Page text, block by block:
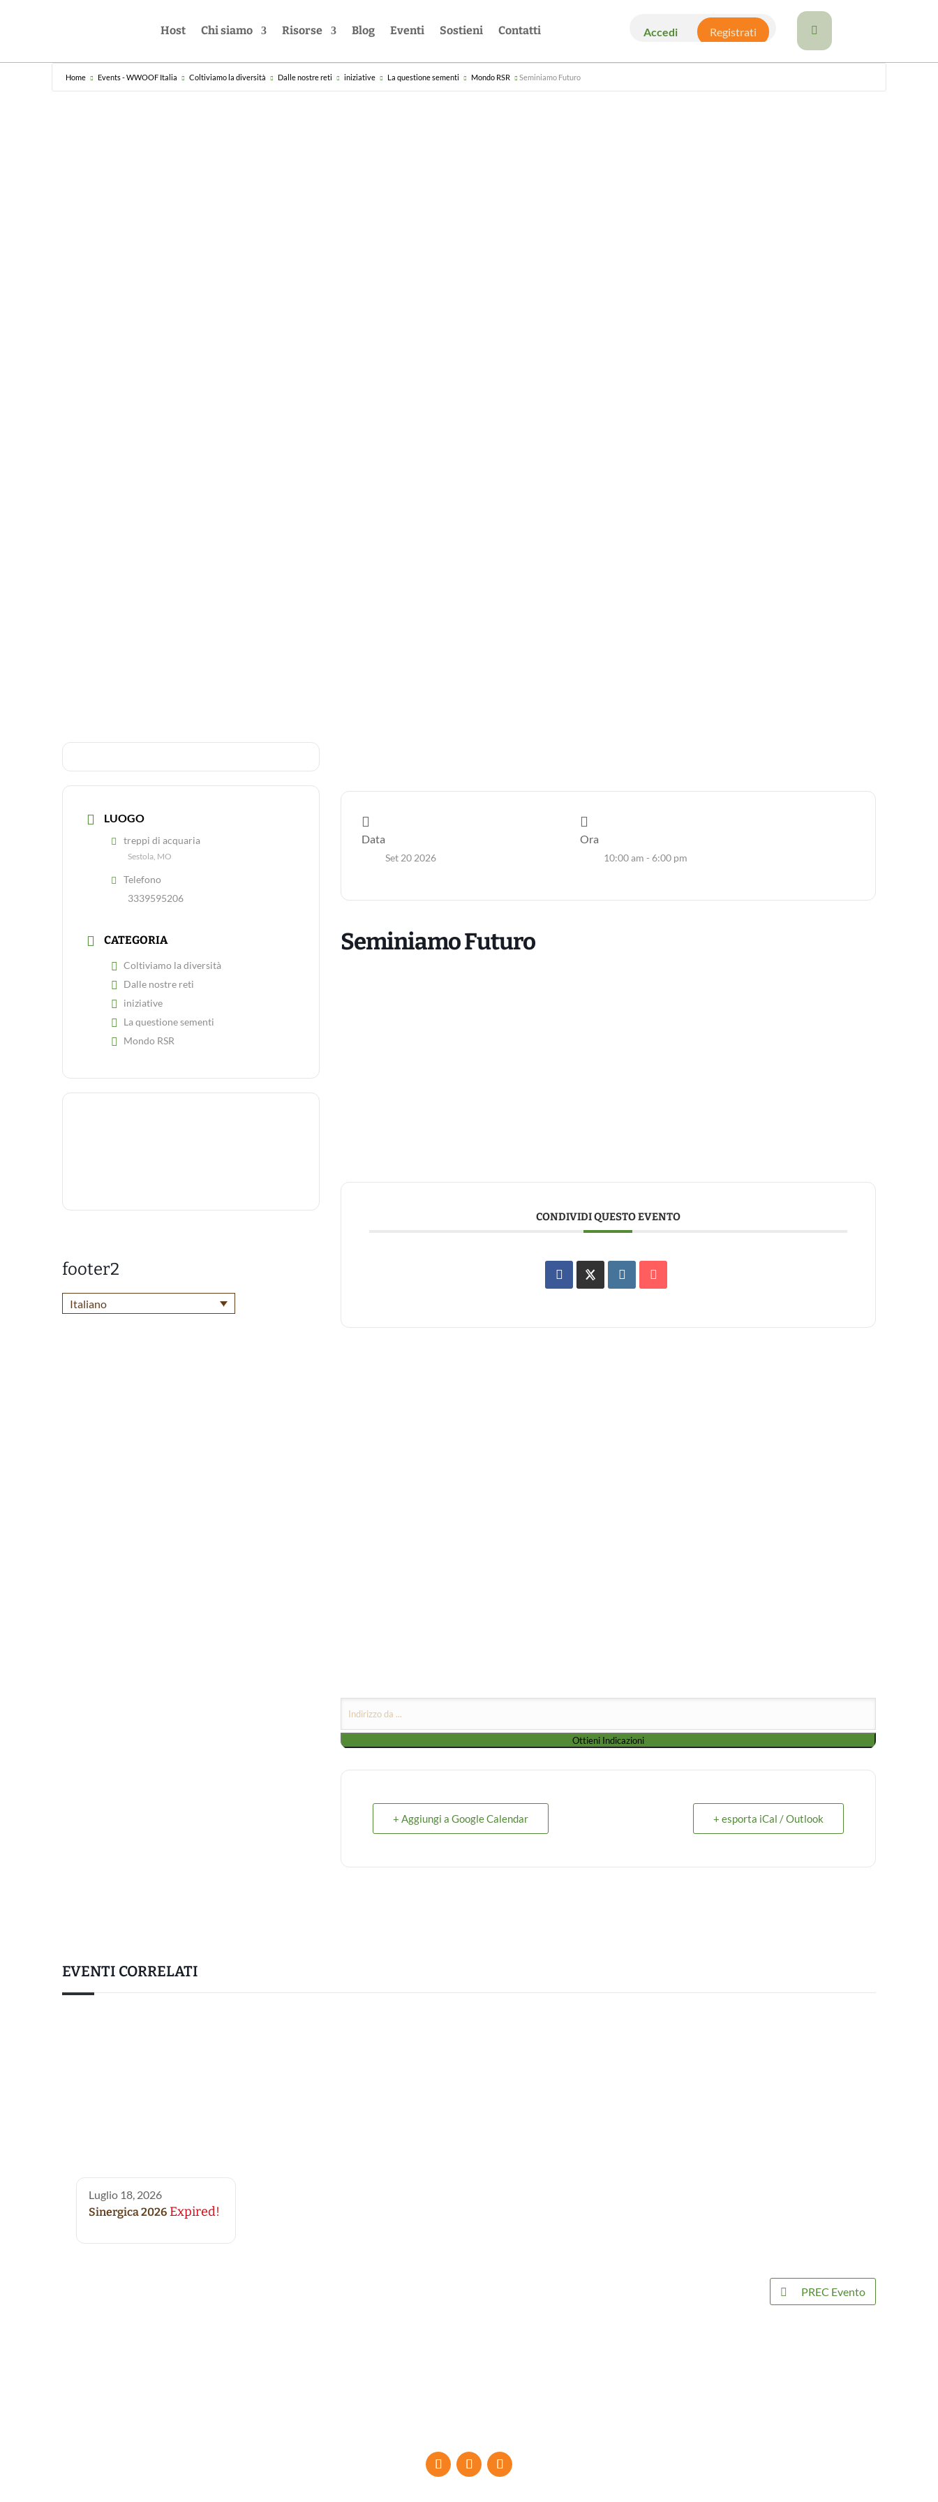
Host Chi siamo Risorse Blog Eventi Sostieni Contatti Registrati
Accedi 
Home Events - WWOOF Italia Coltiviamo la diversità Dalle nostre reti iniziative La questione sementi Mondo RSR Seminiamo Futuro
LUOGO
treppi di acquaria
Sestola, MO
Telefono
3339595206
CATEGORIA
Coltiviamo la diversità
Dalle nostre reti
iniziative
La questione sementi
Mondo RSR
footer2
Italiano
Data
Set 20 2026
Ora
10:00 am - 6:00 pm
Seminiamo Futuro
CONDIVIDI QUESTO EVENTO
+ Aggiungi a Google Calendar + esporta iCal / Outlook
EVENTI CORRELATI
Luglio 18, 2026
Sinergica 2026 Expired!
PREC Evento